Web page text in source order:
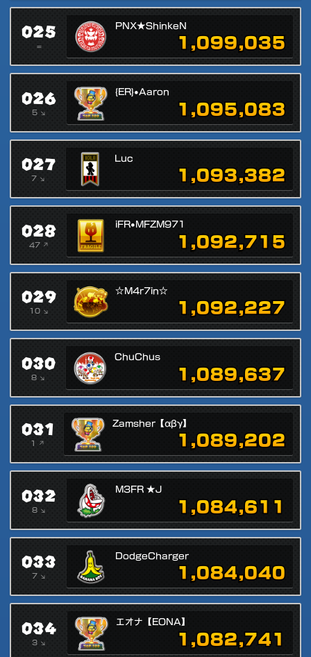
025
=
PNX★ShinkeN
1,099,035
026
5 ↘
{ER}•Aaron
1,095,083
027
7 ↘
Luc
1,093,382
028
47 ↗
iFR•MFZM971
1,092,715
029
10 ↘
☆M4r7in☆
1,092,227
030
8 ↘
ChuChus
1,089,637
031
1 ↗
Zamsher【αβγ】
1,089,202
032
8 ↘
M3FR ★J
1,084,611
033
7 ↘
DodgeCharger
1,084,040
034
3 ↘
エオナ【EONA】
1,082,741